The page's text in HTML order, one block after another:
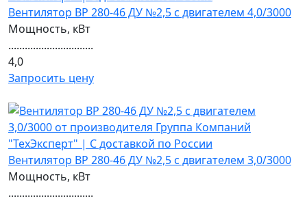
Вентилятор ВР 280-46 ДУ №2,5 с двигателем 4,0/3000
Мощность, кВт
...............................
4,0
Запросить цену
Вентилятор ВР 280-46 ДУ №2,5 с двигателем 3,0/3000
Мощность, кВт
...............................